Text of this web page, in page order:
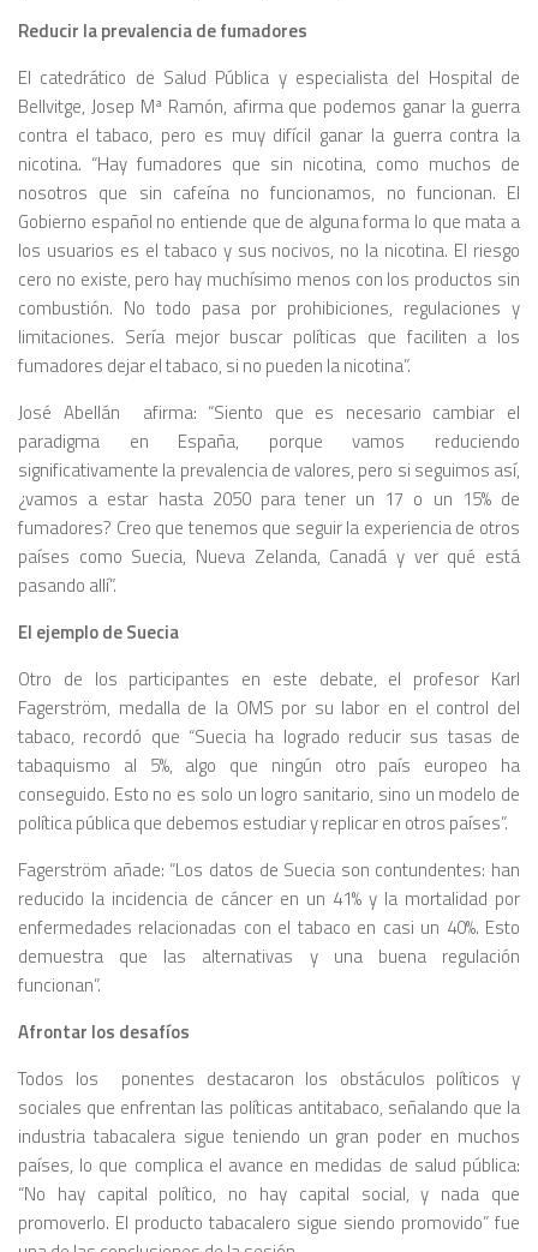
Reducir la prevalencia de fumadores
El catedrático de Salud Pública y especialista del Hospital de
Bellvitge, Josep Mª Ramón, afirma que podemos ganar la guerra
contra el tabaco, pero es muy difícil ganar la guerra contra la
nicotina. “Hay fumadores que sin nicotina, como muchos de
nosotros que sin cafeína no funcionamos, no funcionan. El
Gobierno español no entiende que de alguna forma lo que mata a
los usuarios es el tabaco y sus nocivos, no la nicotina. El riesgo
cero no existe, pero hay muchísimo menos con los productos sin
combustión. No todo pasa por prohibiciones, regulaciones y
limitaciones. Sería mejor buscar políticas que faciliten a los
fumadores dejar el tabaco, si no pueden la nicotina”.
José Abellán
afirma: “Siento que es necesario cambiar el
paradigma en España, porque vamos reduciendo
significativamente la prevalencia de valores, pero si seguimos así,
¿vamos a estar hasta 2050 para tener un 17 o un 15% de
fumadores? Creo que tenemos que seguir la experiencia de otros
países como Suecia, Nueva Zelanda, Canadá y ver qué está
pasando allí”.
El ejemplo de Suecia
Otro de los participantes en este debate, el profesor Karl
Fagerström, medalla de la OMS por su labor en el control del
tabaco, recordó que “Suecia ha logrado reducir sus tasas de
tabaquismo al 5%, algo que ningún otro país europeo ha
conseguido. Esto no es solo un logro sanitario, sino un modelo de
política pública que debemos estudiar y replicar en otros países”.
Fagerström añade: “Los datos de Suecia son contundentes: han
reducido la incidencia de cáncer en un 41% y la mortalidad por
enfermedades relacionadas con el tabaco en casi un 40%. Esto
demuestra que las alternativas y una buena regulación
funcionan”.
Afrontar los desafíos
Todos los
ponentes destacaron los obstáculos políticos y
sociales que enfrentan las políticas antitabaco, señalando que la
industria tabacalera sigue teniendo un gran poder en muchos
países, lo que complica el avance en medidas de salud pública:
“No hay capital político, no hay capital social, y nada que
promoverlo. El producto tabacalero sigue siendo promovido” fue